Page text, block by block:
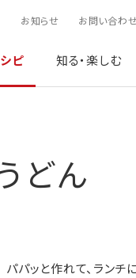
お知らせ お問い合わ
ピ 知る・楽しむ
どん
パパッと作れて、ランチ